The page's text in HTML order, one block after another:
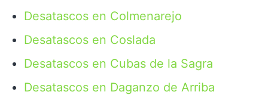
Desatascos en Colmenarejo
Desatascos en Coslada
Desatascos en Cubas de la Sagra
Desatascos en Daganzo de Arriba